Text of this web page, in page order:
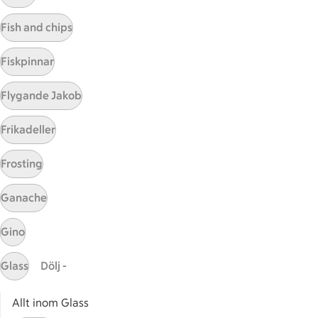
Sidfot
Start
Få snabbt svar
Prenumerera
Fish and chips
Fiskpinnar
Flygande Jakob
Frikadeller
Frosting
Ganache
Gino
Glass Dölj -
Allt inom Glass